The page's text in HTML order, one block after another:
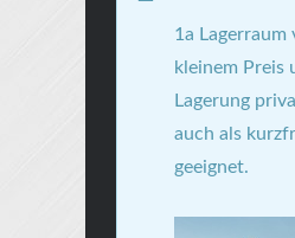
1a
kleinem Preis
Lagerung
auch als
geeignet.